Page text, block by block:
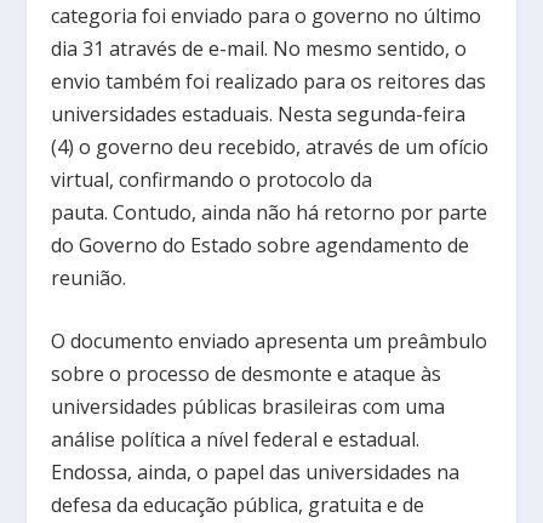
categoria foi enviado para o governo no último
dia 31 através de e-mail. No mesmo sentido, o
envio também foi realizado para os reitores das
universidades estaduais. Nesta segunda-feira
(4) o governo deu recebido, através de um ofício
virtual, confirmando o protocolo da
pauta. Contudo, ainda não há retorno por parte
do Governo do Estado sobre agendamento de
reunião.
O documento enviado apresenta um preâmbulo
sobre o processo de desmonte e ataque às
universidades públicas brasileiras com uma
análise política a nível federal e estadual.
Endossa, ainda, o papel das universidades na
defesa da educação pública, gratuita e de